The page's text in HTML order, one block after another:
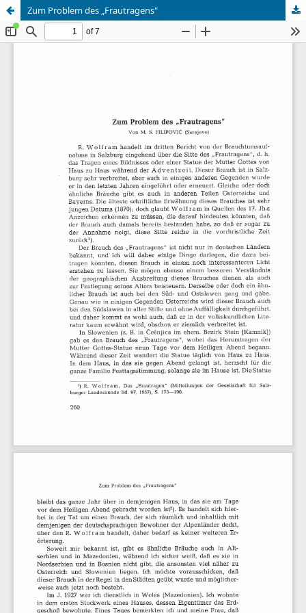
Zum Problem des „Frautragens"